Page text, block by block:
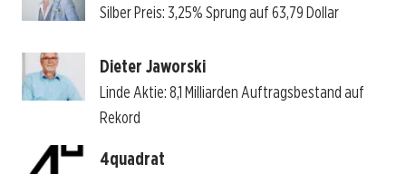
Silber Preis: 3,25% Sprung auf 63,79 Dollar
Dieter Jaworski
Linde Aktie: 8,1 Milliarden Auftragsbestand auf
Rekord
4quadrat